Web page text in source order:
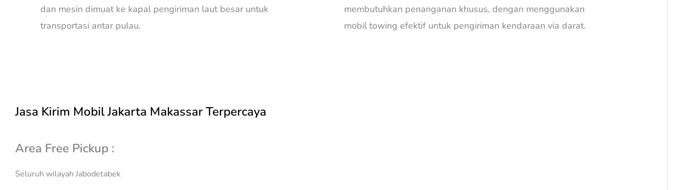
dan mesin dimuat ke kapal pengiriman laut besar untuk
transportasi antar pulau.
membutuhkan penanganan khusus, dengan menggunakan
mobil towing efektif untuk pengiriman kendaraan via darat.
Jasa Kirim Mobil Jakarta Makassar Terpercaya
Area Free Pickup :
Seluruh wilayah Jabodetabek